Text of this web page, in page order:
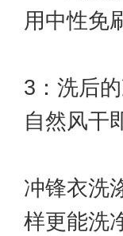
用中性免
3：洗后
自然风干
冲锋衣洗
样更能洗